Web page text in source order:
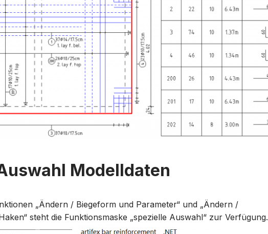
Modelldaten
„Ändern / Biegeform und Parameter“ und „Ändern /
steht die Funktionsmaske „spezielle Auswahl“ zur Verfügung.